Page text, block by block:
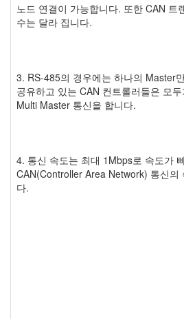
노드 연결이 가능합니다. 또한 CAN 트
수는 달라 집니다.
3. RS-485의 경우에는 하나의 Master
공유하고 있는 CAN 컨트롤러들은 모
Multi Master 통신을 합니다.
4. 통신 속도는 최대 1Mbps로 속도가
CAN(Controller Area Network) 통신의
다.